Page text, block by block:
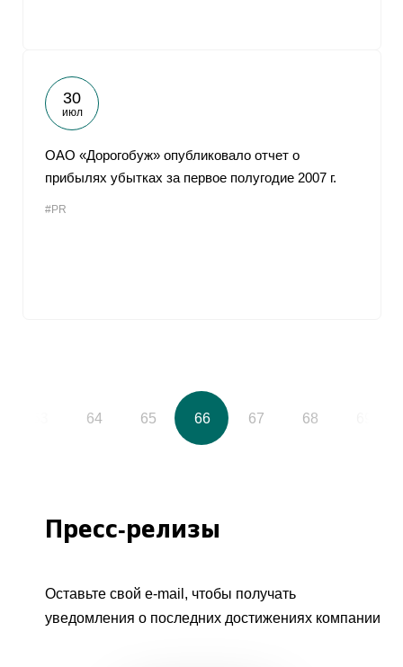
30
июл
ОАО «Дорогобуж» опубликовало отчет о
прибылях убытках за первое полугодие 2007 г.
#PR
64 65 66 67 68
Пресс-релизы
Оставьте свой e-mail, чтобы получать
уведомления о последних достижениях компании